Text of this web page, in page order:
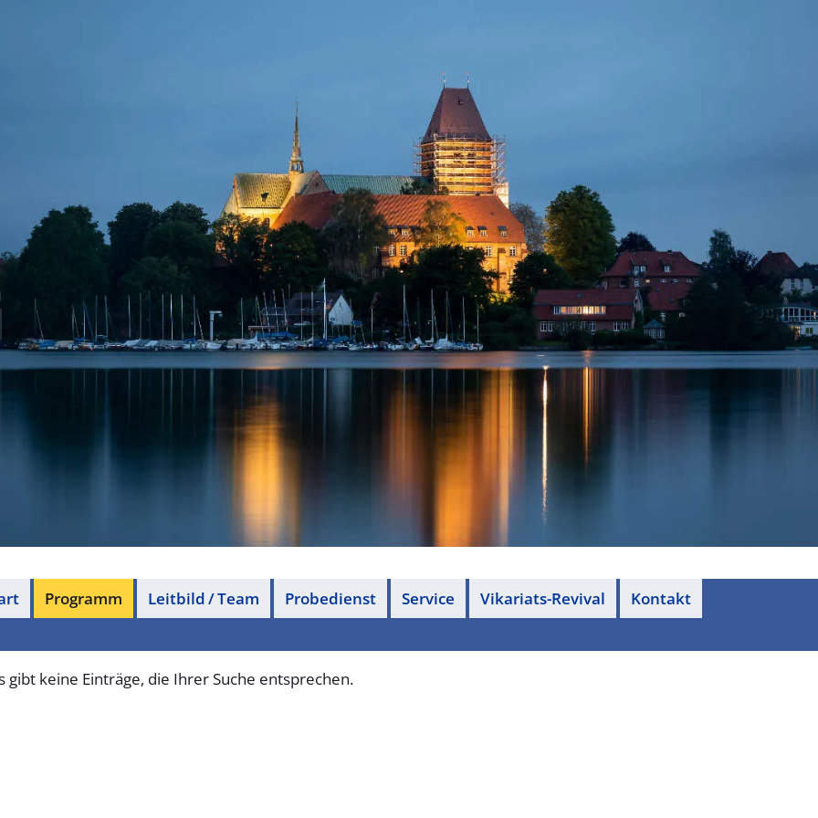
Programm Leitbild / Team Probedienst Service Vikariats-Revival Kontakt
gibt keine Einträge, die Ihrer Suche entsprechen.